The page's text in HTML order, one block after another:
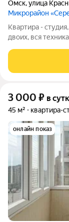
Омск,улица
Микрорайон
Квартира -
двоих, вся
многие учебные
транспортная
3 000 ₽ в
45 м² квартира-
онлайн показ